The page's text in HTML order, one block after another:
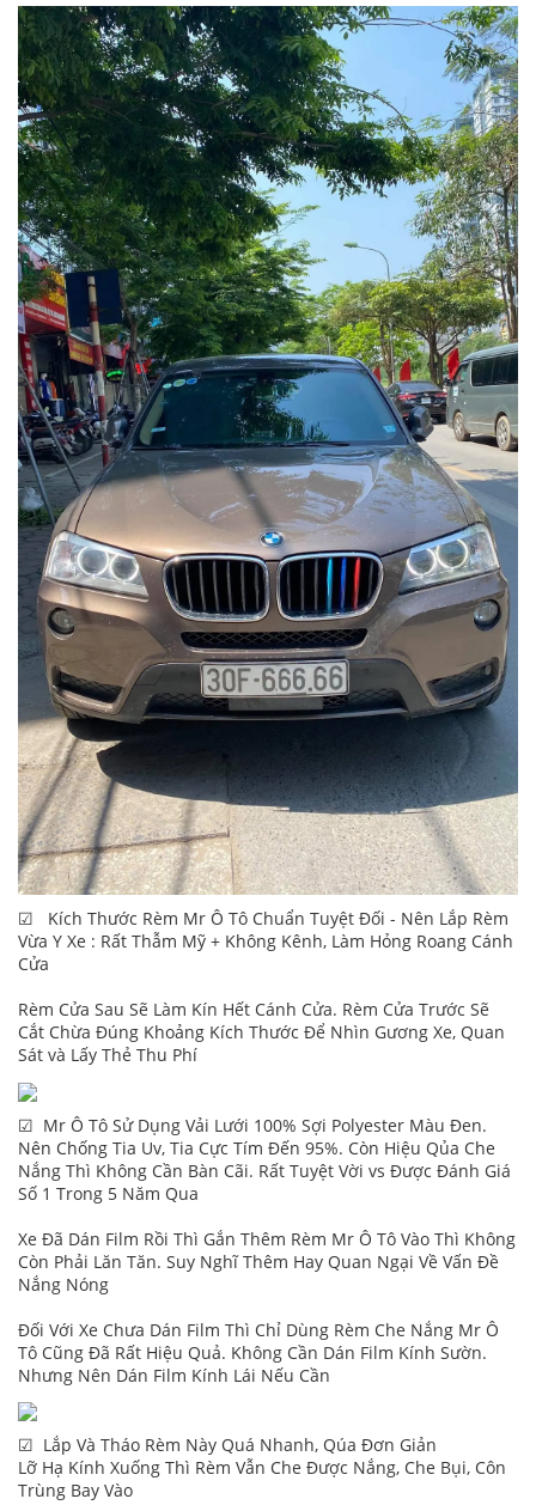
☑ Kích Thước Rèm Mr Ô Tô Chuẩn Tuyệt Đối - Nên Lắp Rèm
Vừa Y Xe : Rất Thẫm Mỹ + Không Kênh, Làm Hỏng Roang Cánh
Cửa
Rèm Cửa Sau Sẽ Làm Kín Hết Cánh Cửa. Rèm Cửa Trước Sẽ
Cắt Chừa Đúng Khoảng Kích Thước Để Nhìn Gương Xe, Quan
Sát và Lấy Thẻ Thu Phí
☑ Mr Ô Tô Sử Dụng Vải Lưới 100% Sợi Polyester Màu Đen.
Nên Chống Tia Uv, Tia Cực Tím Đến 95%. Còn Hiệu Qủa Che
Nắng Thì Không Cần Bàn Cãi. Rất Tuyệt Vời vs Được Đánh Giá
Số 1 Trong 5 Năm Qua
Xe Đã Dán Film Rồi Thì Gắn Thêm Rèm Mr Ô Tô Vào Thì Không
Còn Phải Lăn Tăn. Suy Nghĩ Thêm Hay Quan Ngại Về Vấn Đề
Nắng Nóng
Đối Với Xe Chưa Dán Film Thì Chỉ Dùng Rèm Che Nắng Mr Ô
Tô Cũng Đã Rất Hiệu Quả. Không Cần Dán Film Kính Sườn.
Nhưng Nên Dán Film Kính Lái Nếu Cần
☑ Lắp Và Tháo Rèm Này Quá Nhanh, Qúa Đơn Giản
Lỡ Hạ Kính Xuống Thì Rèm Vẫn Che Được Nắng, Che Bụi, Côn
Trùng Bay Vào